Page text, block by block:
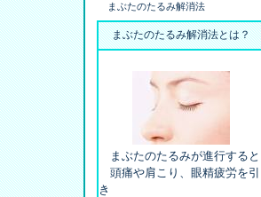
まぶたのたるみ解消法
まぶたのたるみ解消法とは？
まぶたのたるみが進行すると
頭痛や肩こり、眼精疲労を引
き